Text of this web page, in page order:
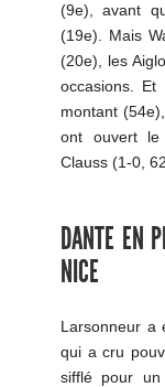
(9e), avant
(19e). Mais
(20e), les
occasions.
montant
ont ouvert
Clauss (1-0,
DANTE EN
NICE
Larsonneur a
qui a cru
sifflé pour